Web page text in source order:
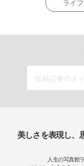
ライ
美しさを表現し、
人生の写真館